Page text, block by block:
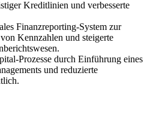
Kreditlinien und verbesserte
Finanzreporting-System zur
Kennzahlen und steigerte
Prozesse durch Einführung eines
und reduzierte